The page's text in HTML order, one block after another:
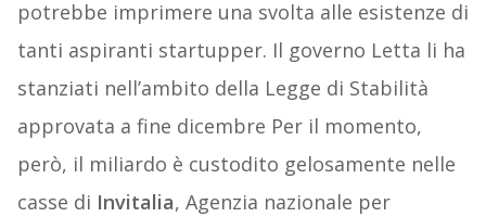
potrebbe imprimere una svolta alle esistenze di
tanti aspiranti startupper. Il governo Letta li ha
stanziati nell’ambito della Legge di Stabilità
approvata a fine dicembre Per il momento,
però, il miliardo è custodito gelosamente nelle
casse di Invitalia, Agenzia nazionale per